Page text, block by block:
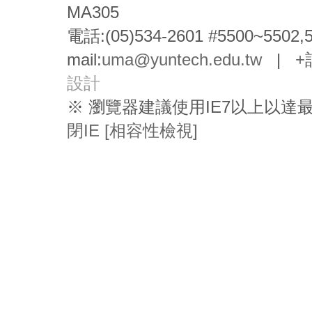
MA305
電話:(05)534-2601
mail:uma@yuntech.edu.tw| +
設計
※ 瀏覽器建議使用IE7以上以達
閉IE [相容性檢視]